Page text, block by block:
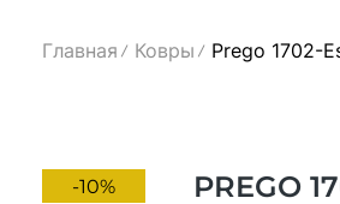
Главная Ковры Prego 1702-
-10% PREGO